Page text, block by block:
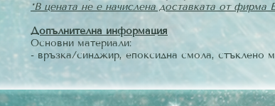
*В цената не е начислена доставката от
Допълнителна информация
Основни материали:
- връзка/синджир, епоксидна смола, стъклено